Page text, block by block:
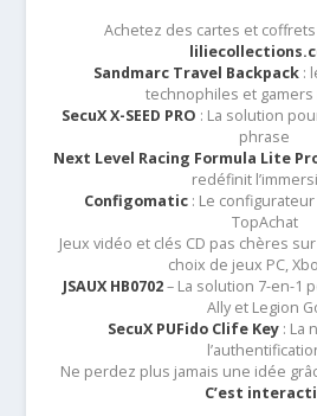
Achetez des cartes et
Sandmarc Travel Backpack :
technophiles et gamers
SecuX X-SEED PRO : La solution
phrase
Next Level Racing Formula Lite
redéfinit
Configomatic: Le
TopAchat
Jeux vidéo et clés CD pas chères sur
choix de jeux PC,
JSAUX HB0702– La solution 7-en-1
Ally et Legion
SecuX PUFido Clife Key : La
Ne perdez plus jamais une idée
C’est